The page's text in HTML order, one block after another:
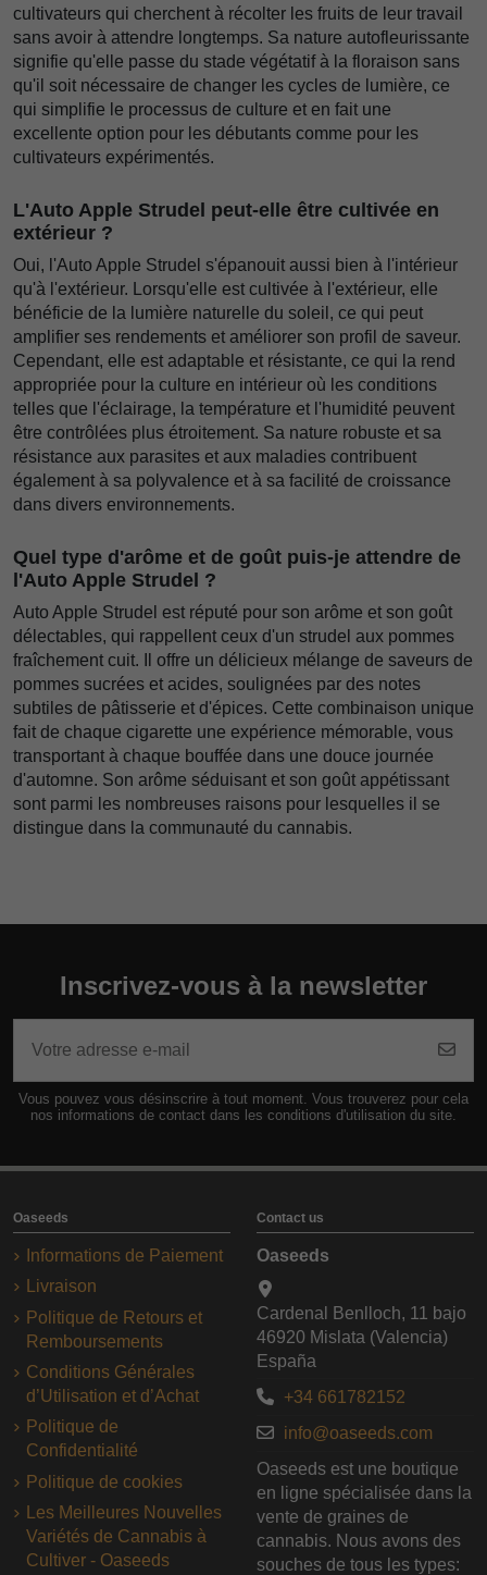
cultivateurs qui cherchent à récolter les fruits de leur travail
sans avoir à attendre longtemps. Sa nature autofleurissante
signifie qu'elle passe du stade végétatif à la floraison sans
qu'il soit nécessaire de changer les cycles de lumière, ce
qui simplifie le processus de culture et en fait une
excellente option pour les débutants comme pour les
cultivateurs expérimentés.
L'Auto Apple Strudel peut-elle être cultivée en
extérieur ?
Oui, l'Auto Apple Strudel s'épanouit aussi bien à l'intérieur
qu'à l'extérieur. Lorsqu'elle est cultivée à l'extérieur, elle
bénéficie de la lumière naturelle du soleil, ce qui peut
amplifier ses rendements et améliorer son profil de saveur.
Cependant, elle est adaptable et résistante, ce qui la rend
appropriée pour la culture en intérieur où les conditions
telles que l'éclairage, la température et l'humidité peuvent
être contrôlées plus étroitement. Sa nature robuste et sa
résistance aux parasites et aux maladies contribuent
également à sa polyvalence et à sa facilité de croissance
dans divers environnements.
Quel type d'arôme et de goût puis-je attendre de
l'Auto Apple Strudel ?
Auto Apple Strudel est réputé pour son arôme et son goût
délectables, qui rappellent ceux d'un strudel aux pommes
fraîchement cuit. Il offre un délicieux mélange de saveurs de
pommes sucrées et acides, soulignées par des notes
subtiles de pâtisserie et d'épices. Cette combinaison unique
fait de chaque cigarette une expérience mémorable, vous
transportant à chaque bouffée dans une douce journée
d'automne. Son arôme séduisant et son goût appétissant
sont parmi les nombreuses raisons pour lesquelles il se
distingue dans la communauté du cannabis.
Inscrivez-vous à la newsletter
Vous pouvez vous désinscrire à tout moment. Vous trouverez pour cela
nos informations de contact dans les conditions d'utilisation du site.
Oaseeds
Informations de Paiement
Livraison
Politique de Retours et
Remboursements
Conditions Générales
d’Utilisation et d’Achat
Politique de
Confidentialité
Politique de cookies
Les Meilleures Nouvelles
Variétés de Cannabis à
Cultiver - Oaseeds
Contact us
Oaseeds
Cardenal Benlloch, 11 bajo
46920 Mislata (Valencia)
España
+34 661782152
info@oaseeds.com
Oaseeds est une boutique
en ligne spécialisée dans la
vente de graines de
cannabis. Nous avons des
souches de tous les types: